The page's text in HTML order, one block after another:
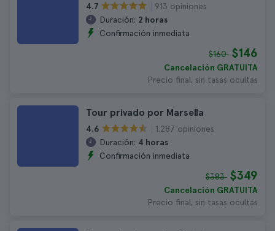
4.7
913 opiniones
Duración: 2 horas
Confirmación inmediata
$160 $146
Cancelación GRATUITA
Precio final, sin tasas ocultas
Tour privado por Marsella
4.6
1.287 opiniones
Duración: 4 horas
Confirmación inmediata
$383 $349
Cancelación GRATUITA
Precio final, sin tasas ocultas